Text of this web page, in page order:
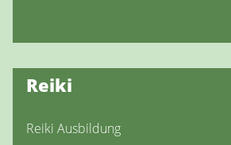
Reiki
Reiki Ausbildung